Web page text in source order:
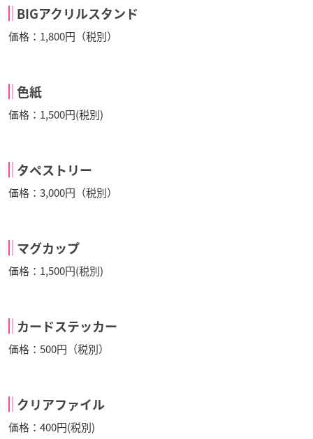
BIGアクリルスタンド
価格：1,800円（税別）
色紙
価格：1,500円(税別)
タペストリー
価格：3,000円（税別）
マグカップ
価格：1,500円(税別)
カードステッカー
価格：500円（税別）
クリアファイル
価格：400円(税別)